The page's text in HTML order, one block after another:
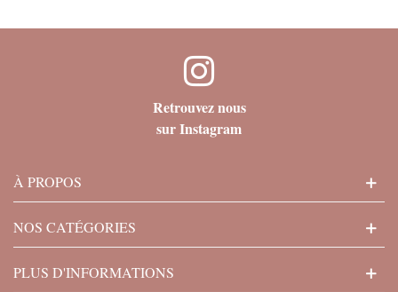
Retrouvez nous
sur Instagram
À PROPOS
NOS CATÉGORIES
PLUS D'INFORMATIONS